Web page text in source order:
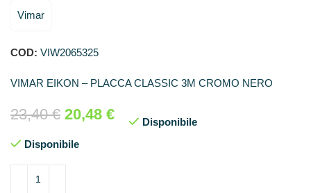
Vimar
COD: VIW2065325
VIMAR EIKON – PLACCA CLASSIC 3M CROMO NERO
23,40€ 20,48 €
Disponibile
Disponibile